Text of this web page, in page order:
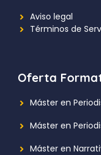
Aviso legal
Términos de
Oferta
Máster en
Máster en
Máster en